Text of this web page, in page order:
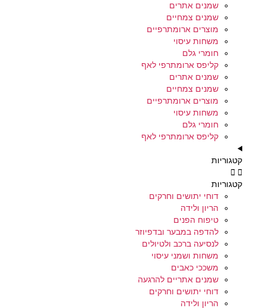
שמנים אתרים
שמנים צמחיים
מוצרים ארומתרפיים
משחות עיסוי
חומרי גלם
קליפס ארומתרפי לאף
שמנים אתרים
שמנים צמחיים
מוצרים ארומתרפיים
משחות עיסוי
חומרי גלם
קליפס ארומתרפי לאף
קטגוריות
קטגוריות
דוחי יתושים וחרקים
הריון ולידה
טיפוח הפנים
להדפה במבער ובדפיוזר
לנסיעה ברכב ולטיולים
משחות ושמני עיסוי
משככי כאבים
שמנים אתריים להרגעה
דוחי יתושים וחרקים
הריון ולידה